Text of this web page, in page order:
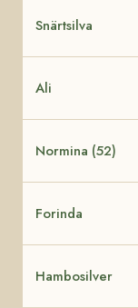
Snärtsilva
Ali
Normina (52)
Forinda
Hambosilver